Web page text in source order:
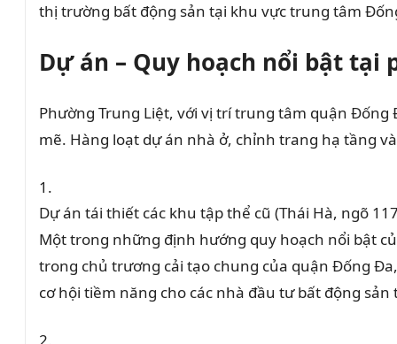
thị trường bất động sản tại khu vực trung tâm
Dự án – Quy hoạch nổi bật
Phường Trung Liệt, với vị trí trung tâm quận
mẽ. Hàng loạt dự án nhà ở, chỉnh trang hạ tầng
Dự án tái thiết các khu tập thể cũ (Thái Hà, ngõ
Một trong những định hướng quy hoạch nổi bật
trong chủ trương cải tạo chung của quận Đống
cơ hội tiềm năng cho các nhà đầu tư bất động sản